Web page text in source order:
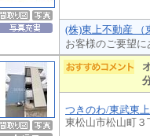
(株)東上不動産 （
お客様のご要望
つきのわ/東武東
東松山市松山町３